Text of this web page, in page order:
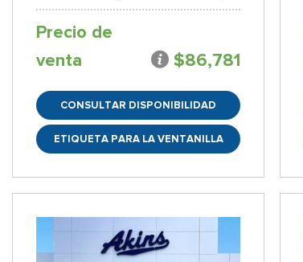
Precio de
venta
$86,781
CONSULTAR DISPONIBILIDAD
ETIQUETA PARA LA VENTANILLA